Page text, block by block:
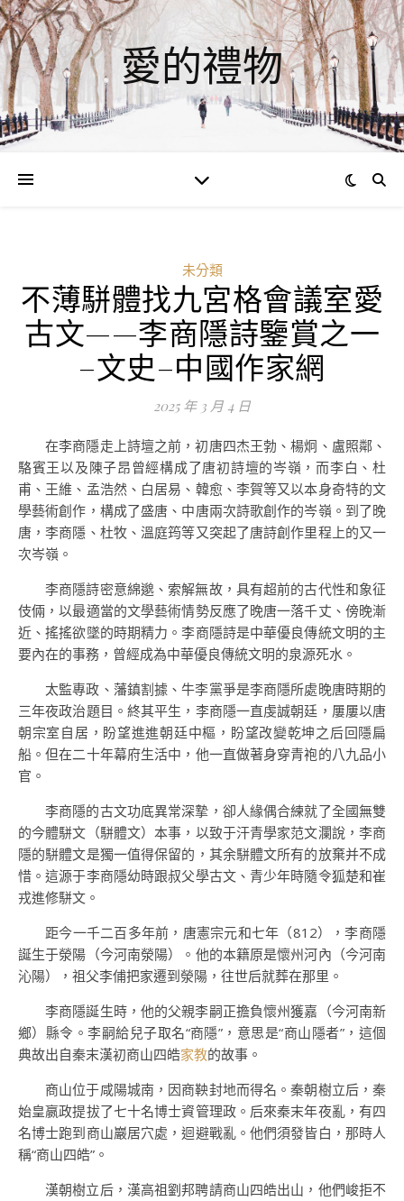
愛的禮物
未分類
不薄駢體找九宮格會議室愛
古文——李商隱詩鑒賞之一
–文史–中國作家網
2025 年 3 月 4 日
在李商隱走上詩壇之前，初唐四杰王勃、楊炯、盧照鄰、
駱賓王以及陳子昂曾經構成了唐初詩壇的岑嶺，而李白、杜
甫、王維、孟浩然、白居易、韓愈、李賀等又以本身奇特的文
學藝術創作，構成了盛唐、中唐兩次詩歌創作的岑嶺。到了晚
唐，李商隱、杜牧、溫庭筠等又突起了唐詩創作里程上的又一
次岑嶺。
李商隱詩密意綿邈、索解無故，具有超前的古代性和象征
伎倆，以最適當的文學藝術情勢反應了晚唐一落千丈、傍晚漸
近、搖搖欲墜的時期精力。李商隱詩是中華優良傳統文明的主
要內在的事務，曾經成為中華優良傳統文明的泉源死水。
太監專政、藩鎮割據、牛李黨爭是李商隱所處晚唐時期的
三年夜政治題目。終其平生，李商隱一直虔誠朝廷，屢屢以唐
朝宗室自居，盼望進進朝廷中樞，盼望改變乾坤之后回隱扁
船。但在二十年幕府生活中，他一直做著身穿青袍的八九品小
官。
李商隱的古文功底異常深摯，卻人緣偶合練就了全國無雙
的今體駢文（駢體文）本事，以致于汗青學家范文瀾說，李商
隱的駢體文是獨一值得保留的，其余駢體文所有的放棄并不成
惜。這源于李商隱幼時跟叔父學古文、青少年時隨令狐楚和崔
戎進修駢文。
距今一千二百多年前，唐憲宗元和七年（812），李商隱
誕生于滎陽（今河南滎陽）。他的本籍原是懷州河內（今河南
沁陽），祖父李俌把家遷到滎陽，往世后就葬在那里。
李商隱誕生時，他的父親李嗣正擔負懷州獲嘉（今河南新
鄉）縣令。李嗣給兒子取名“商隱”，意思是“商山隱者”，這個
典故出自秦末漢初商山四皓家教的故事。
商山位于咸陽城南，因商鞅封地而得名。秦朝樹立后，秦
始皇嬴政提拔了七十名博士資管理政。后來秦末年夜亂，有四
名博士跑到商山巖居穴處，迴避戰亂。他們須發皆白，那時人
稱“商山四皓”。
漢朝樹立后，漢高祖劉邦聘請商山四皓出山，他們峻拒不